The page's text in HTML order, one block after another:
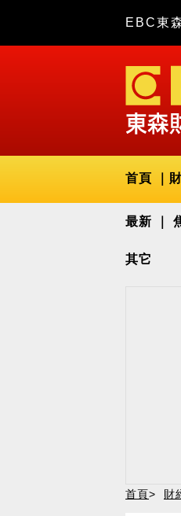
EBC東
首頁
最新
其它
首頁> 財